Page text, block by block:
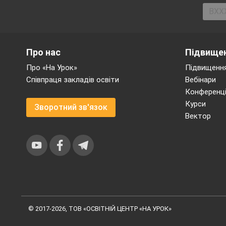
О
2. Конкурс
Підвищення
Вебінари
Курси
Вектор
Про нас
Про «На Урок»
Співпраця закладів освіти
Зворотний зв'язок
© 2017-2026, ТОВ «ОСВІТНІЙ ЦЕНТР «НА УРОК»